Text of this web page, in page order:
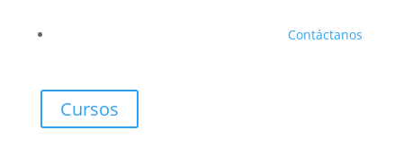
Contáctanos
Cursos